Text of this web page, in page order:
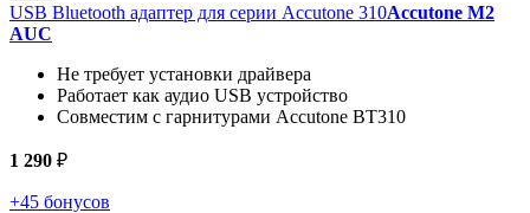
USB Bluetooth адаптер для серии Accutone 310Accutone M2
AUC
Не требует установки драйвера
Работает как аудио USB устройство
Совместим с гарнитурами Accutone BT310
1 290 ₽
+45 бонусов